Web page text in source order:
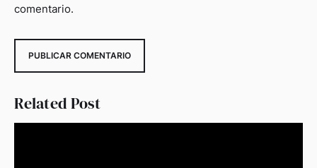
comentario.
Related Post